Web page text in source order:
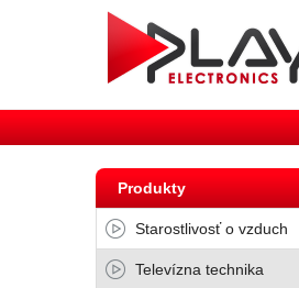
Produkty
Starostlivosť o vzduch
Televízna technika